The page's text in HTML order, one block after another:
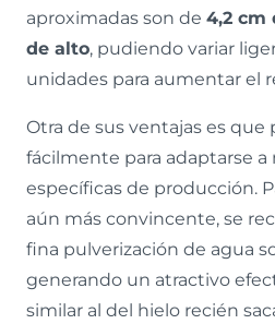
aproximadas son de 4,2 cm
de alto, pudiendo variar
unidades para aumentar el
Otra de sus ventajas es que
fácilmente para adaptarse a
específicas de producción.
aún más convincente, se
fina pulverización de agua
generando un atractivo
similar al del hielo recién